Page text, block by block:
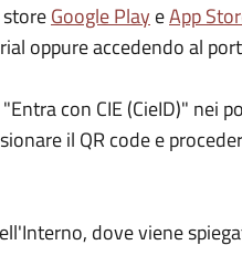
Google PlayeApp
oppure accedendo al
con CIE (CieID)" nei
il QR code e
dove viene